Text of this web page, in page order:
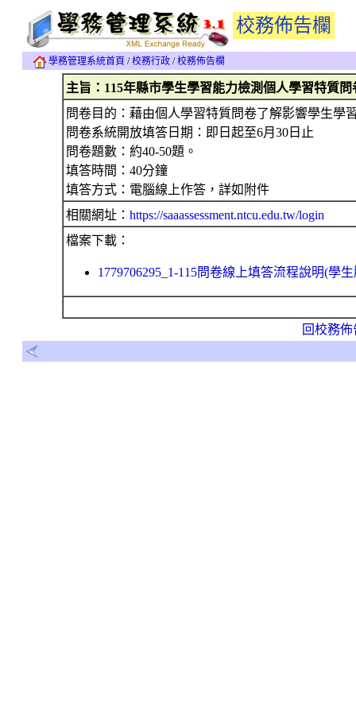
校務佈告欄
學務管理系統首頁 /校務行政/校務佈告欄
主旨：115年縣市學生學習能力檢測個人學習特質問
問卷目的：藉由個人學習特質問卷了解影響學生學
問卷系統開放填答日期：即日起至6月30日止
問卷題數：約40-50題。
填答時間：40分鐘
填答方式：電腦線上作答，詳如附件
相關網址： https://saaassessment.ntcu.edu.tw/login
檔案下載：
1779706295_1-115問卷線上填答流程說明(學
回校務佈